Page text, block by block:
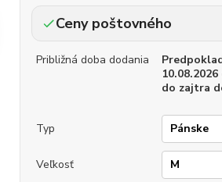
Ceny poštovného
Približná doba dodania
do zajtra
Typ
Veľkosť